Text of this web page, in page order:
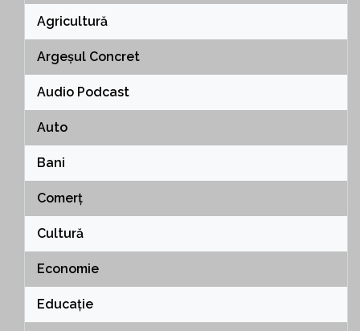
Agricultură
Argeșul Concret
Audio Podcast
Auto
Bani
Comerț
Cultură
Economie
Educație